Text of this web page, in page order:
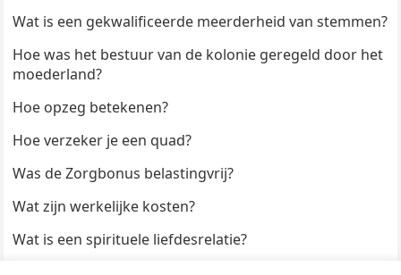
Wat is een gekwalificeerde meerderheid van stemmen?
Hoe was het bestuur van de kolonie geregeld door het
moederland?
Hoe opzeg betekenen?
Hoe verzeker je een quad?
Was de Zorgbonus belastingvrij?
Wat zijn werkelijke kosten?
Wat is een spirituele liefdesrelatie?